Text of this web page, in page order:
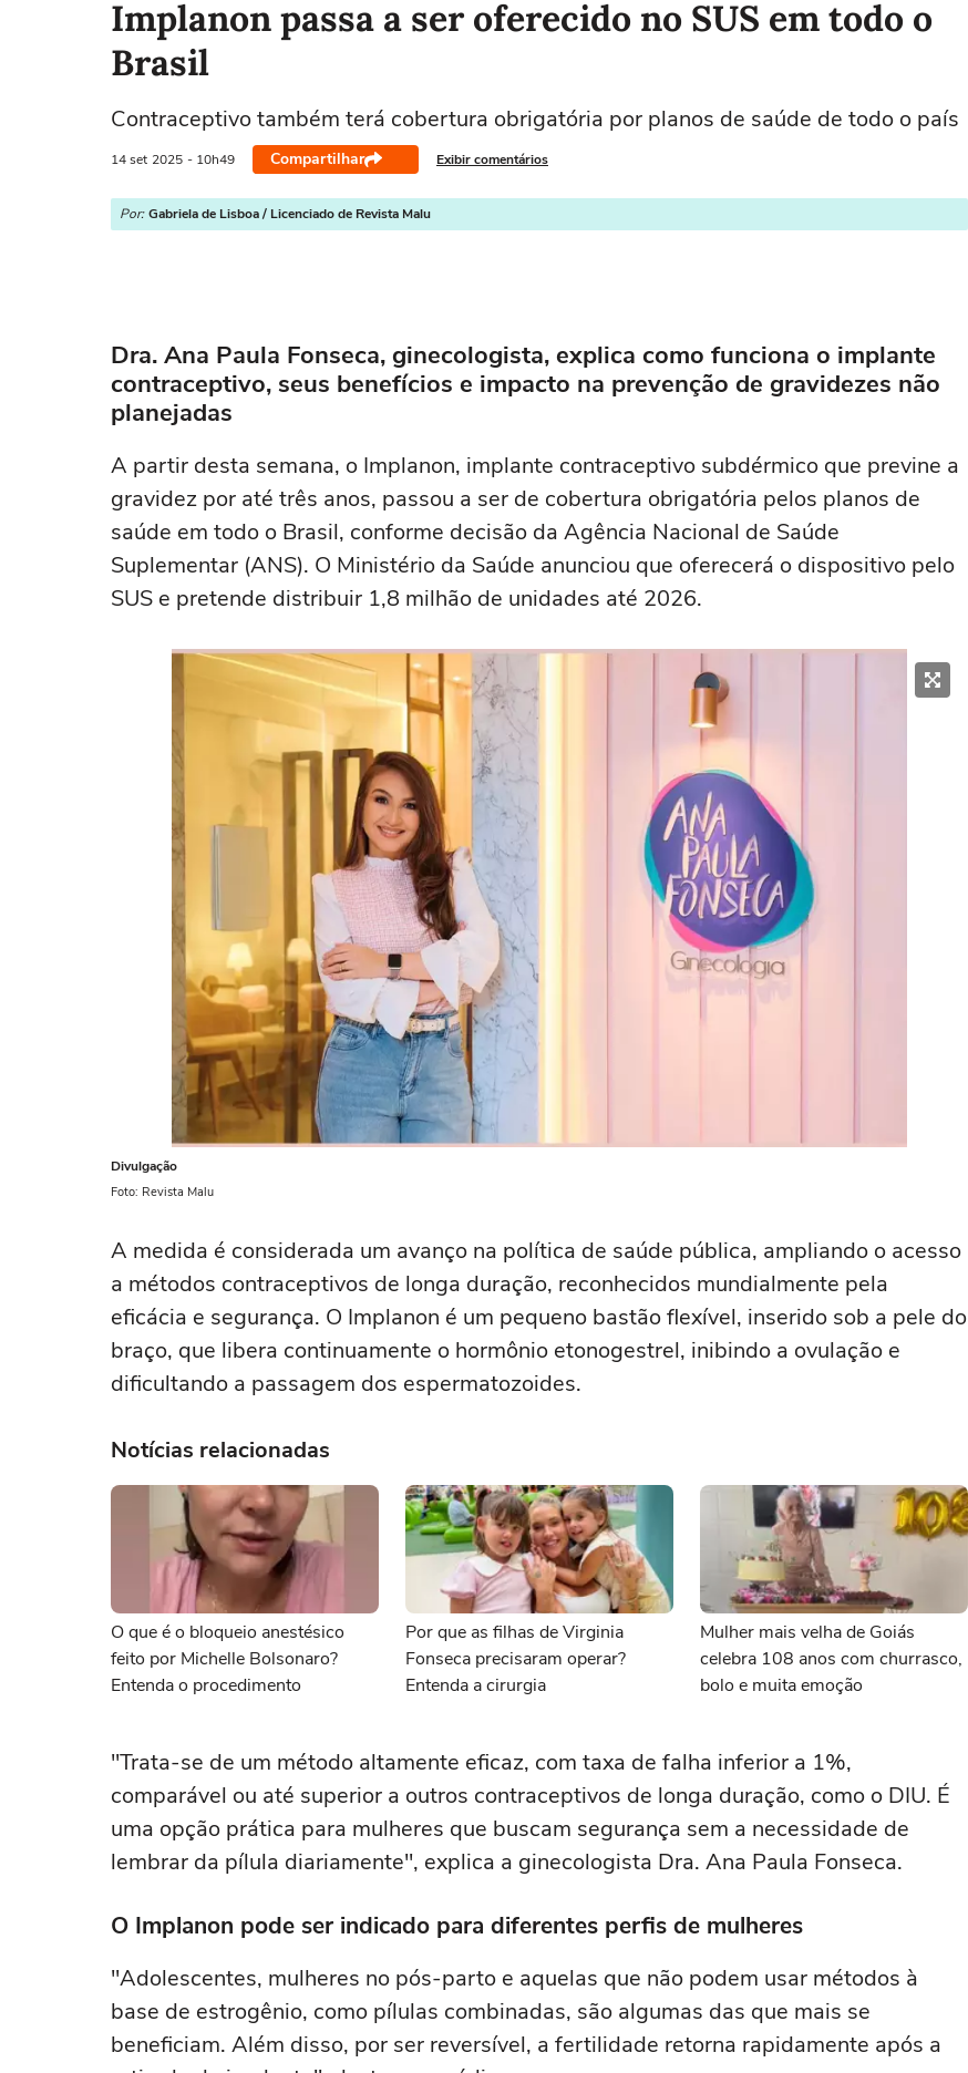
Implanon passa a ser oferecido no SUS em todo o
Brasil
Contraceptivo também terá cobertura obrigatória por planos de saúde de todo o país
14 set 2025 - 10h49 Compartilhar Exibir comentários
Por: Gabriela de Lisboa / Licenciado de Revista Malu
Dra. Ana Paula Fonseca, ginecologista, explica como funciona o implante
contraceptivo, seus benefícios e impacto na prevenção de gravidezes não
planejadas
A partir desta semana, o Implanon, implante contraceptivo subdérmico que previne a
gravidez por até três anos, passou a ser de cobertura obrigatória pelos planos de
saúde em todo o Brasil, conforme decisão da Agência Nacional de Saúde
Suplementar (ANS). O Ministério da Saúde anunciou que oferecerá o dispositivo pelo
SUS e pretende distribuir 1,8 milhão de unidades até 2026.
Divulgação
Foto: Revista Malu
A medida é considerada um avanço na política de saúde pública, ampliando o acesso
a métodos contraceptivos de longa duração, reconhecidos mundialmente pela
eficácia e segurança. O Implanon é um pequeno bastão flexível, inserido sob a pele do
braço, que libera continuamente o hormônio etonogestrel, inibindo a ovulação e
dificultando a passagem dos espermatozoides.
Notícias relacionadas
O que é o bloqueio anestésico
feito por Michelle Bolsonaro?
Entenda o procedimento
Por que as filhas de Virginia
Fonseca precisaram operar?
Entenda a cirurgia
Mulher mais velha de Goiás
celebra 108 anos com churrasco,
bolo e muita emoção
"Trata-se de um método altamente eficaz, com taxa de falha inferior a 1%,
comparável ou até superior a outros contraceptivos de longa duração, como o DIU. É
uma opção prática para mulheres que buscam segurança sem a necessidade de
lembrar da pílula diariamente", explica a ginecologista Dra. Ana Paula Fonseca.
O Implanon pode ser indicado para diferentes perfis de mulheres
"Adolescentes, mulheres no pós-parto e aquelas que não podem usar métodos à
base de estrogênio, como pílulas combinadas, são algumas das que mais se
beneficiam. Além disso, por ser reversível, a fertilidade retorna rapidamente após a